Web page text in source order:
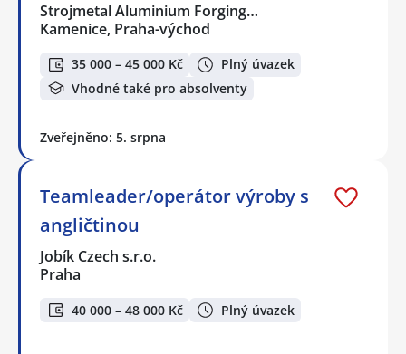
Strojmetal Aluminium Forging…
Kamenice, Praha-východ
35 000 – 45 000 Kč
Plný úvazek
Vhodné také pro absolventy
Zveřejněno: 5. srpna
Teamleader/operátor výroby s
angličtinou
Jobík Czech s.r.o.
Praha
40 000 – 48 000 Kč Plný úvazek